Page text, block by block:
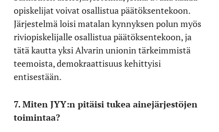
opiskelijat voivat osallistua päätöksentekoon.
Järjestelmä loisi matalan kynnyksen polun myös
riviopiskelijalle osallistua päätöksentekoon, ja
tätä kautta yksi Alvarin unionin tärkeimmistä
teemoista, demokraattisuus kehittyisi
entisestään.
7. Miten JYY:n pitäisi tukea ainejärjestöjen
toimintaa?